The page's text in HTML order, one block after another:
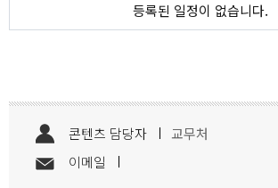
등록된 일정이 없습니다.
콘텐츠 담당자
교무처
이메일